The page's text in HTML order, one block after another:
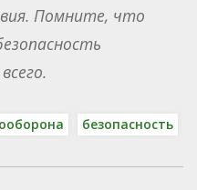
Помните, что
безопасность